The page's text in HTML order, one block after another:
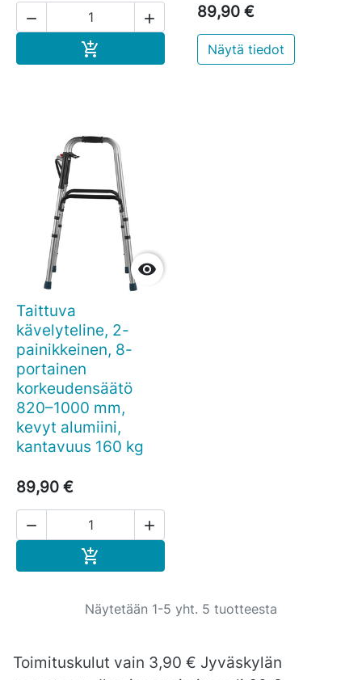
 

89,90 €
Näytä tiedot

Taittuva
kävelyteline, 2-
painikkeinen, 8-
portainen
korkeudensäätö
820–1000 mm,
kevyt alumiini,
kantavuus 160 kg
89,90 €
 

Näytetään 1-5 yht. 5 tuotteesta
Toimituskulut vain 3,90 € Jyväskylän